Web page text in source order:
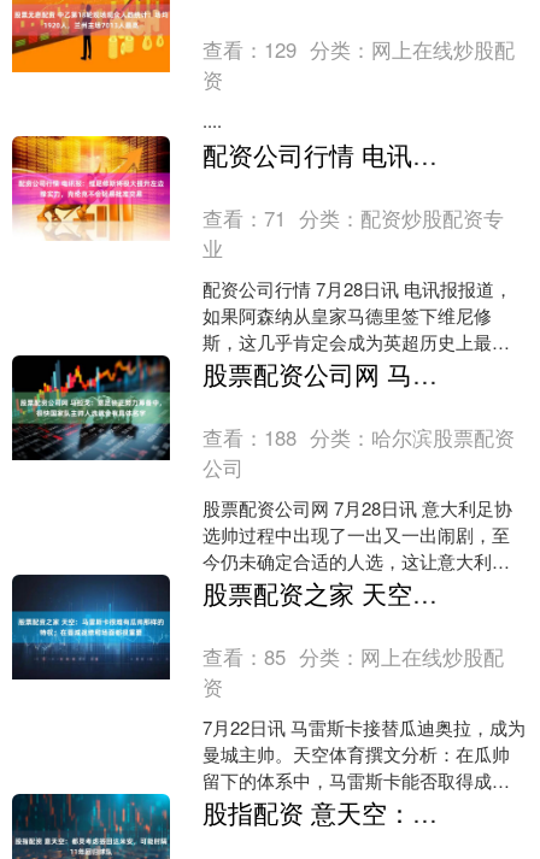
查看： 129 分类： 网上在线炒股配
资
....
配资公司行情 电讯报：维尼修斯将极大提升左边锋实力，克伦克不会轻易批准交易
查看：71 分类： 配资炒股配资专
业
配资公司行情 7月28日讯 电讯报报道，
如果阿森纳从皇家马德里签下维尼修
斯，这几乎肯定会成为英超历史上最大
的一笔转会。这不仅是因为促成这笔交
易所需的巨额资金，更....
股票配资公司网 马拉戈：意足协正努力筹备中，很快国家队主帅人选就会有具体名字
查看： 188 分类： 哈尔滨股票配资
公司
股票配资公司网 7月28日讯 意大利足协
选帅过程中出现了一出又一出闹剧，至
今仍未确定合适的人选，这让意大利足
协主席马拉戈遭到了意大利体育与青年
事务部长阿博迪的嘲....
股票配资之家 天空：马雷斯卡很难有瓜帅那样的特权；在曼城战绩和场面都很重要
查看：85 分类： 网上在线炒股配
资
7月22日讯 马雷斯卡接替瓜迪奥拉，成为
曼城主帅。天空体育撰文分析：在瓜帅
留下的体系中，马雷斯卡能否取得成
功？他拥有成功所需的一切工具，但英
超新时代的不确定性也....
股指配资 意天空：都灵考虑签回达米安，可能时隔11年回归球队